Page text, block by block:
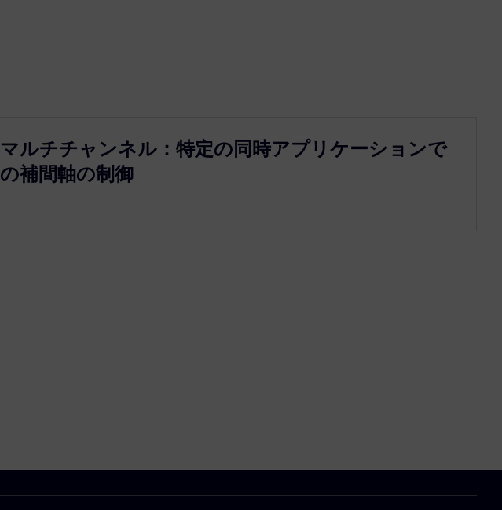
マルチチャンネル：特定の同時アプリケーションで
の補間軸の制御